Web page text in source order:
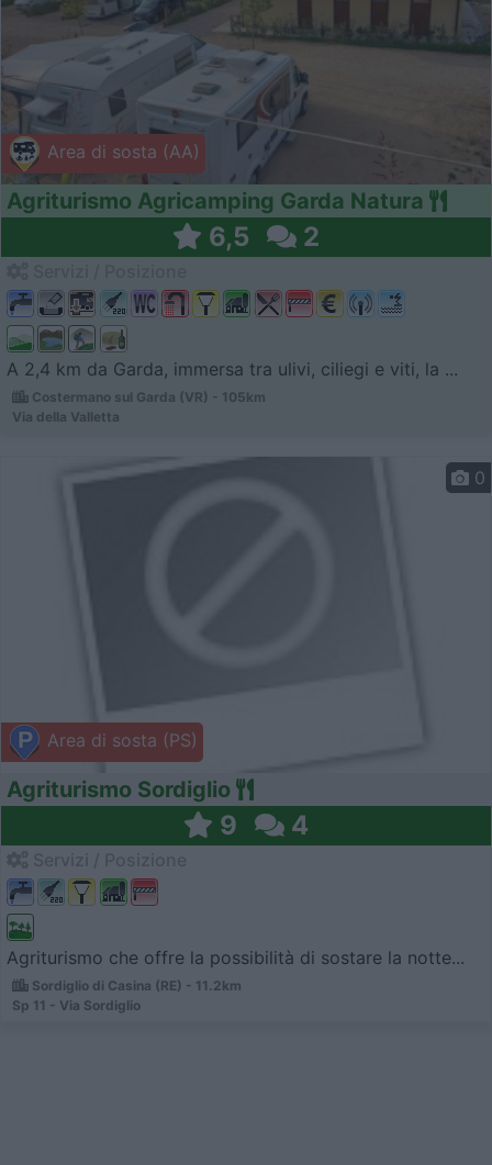
Area di sosta (AA)
Agriturismo Agricamping Garda Natura
6,5 2
A 2,4 km da Garda, immersa tra ulivi, ciliegi e viti, la ...
Costermano sul Garda (VR) - 105km
Via della Valletta
Area di sosta (PS)
0
Agriturismo Sordiglio
9 4
Agriturismo che offre la possibilità di sostare la notte...
Sordiglio di Casina (RE) - 11.2km
Sp 11 - Via Sordiglio